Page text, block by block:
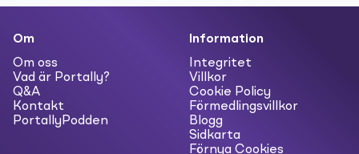
Om
Om oss
Vad är Portally?
Q&A
Kontakt
PortallyPodden
Information
Integritet
Villkor
Cookie Policy
Förmedlingsvillkor
Blogg
Sidkarta
Förnya Cookies